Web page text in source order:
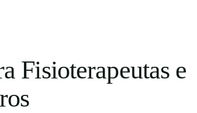
Fisioterapeutas e